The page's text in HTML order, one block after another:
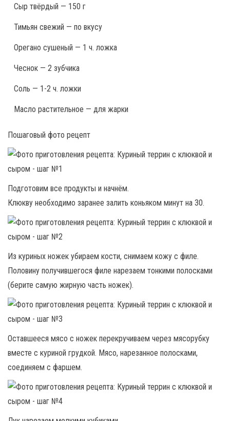
Сыр твёрдый — 150 г
Тимьян свежий — по вкусу
Орегано сушеный — 1 ч. ложка
Чеснок — 2 зубчика
Соль — 1-2 ч. ложки
Масло растительное — для жарки
Пошаговый фото рецепт
Подготовим все продукты и начнём.
Клюкву необходимо заранее залить коньяком минут на 30.
Из куриных ножек убираем кости, снимаем кожу с филе.
Половину получившегося филе нарезаем тонкими полосками
(берите самую жирную часть ножек).
Оставшееся мясо с ножек перекручиваем через мясорубку
вместе с куриной грудкой. Мясо, нарезанное полосками,
соединяем с фаршем.